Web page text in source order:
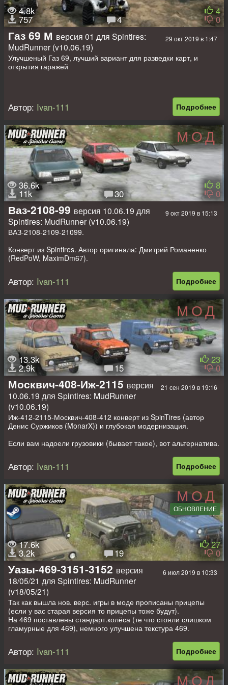
4.8k
757 4
4
0
29 окт 2019 в 1:47
Газ 69 М версия 01 для Spintires:
MudRunner (v10.06.19)
Улучшеный Газ 69, лучший вариант для разведки карт, и
открытия гаражей
Подробнее
Автор: Ivan-111
МОД
36.6k
11k 30
8
0
9 окт 2019 в 15:13
Ваз-2108-99 версия 10.06.19 для
Spintires: MudRunner (v10.06.19)
ВАЗ-2108-2109-21099.
Конверт из Spintires. Автор оригинала: Дмитрий Романенко
(RedPoW, MaximDm67).
перевозят брёвна (более подробное описание в архиве).
Из минусов - нет анимации руля.
Если мод понравиться, не ленитесь, поставьте лайк и пишите
комменты (это нужно, чтобы я знал, делать новые конверты
или нет, а также добавлять обновы или нет).
Подробнее
Автор: Ivan-111
МОД
13.3k
2.9k 15
23
0
21 сен 2019 в 19:16
Москвич-408-Иж-2115 версия
10.06.19 для Spintires: MudRunner
(v10.06.19)
Иж-412-2115-Москвич-408-412 конверт из SpinTires (автор
Денис Суржиков (MonarX)) и глубокая модернизация.
Если вам надоели грузовики (бывает такое), вот альтернатива.
вариант с 4 очк погрузки (на ваш вкус), машины имеют разные
анимации, откр багажники, имеют отличную проходимость.
Пойдут для карт со средней грязью. Из минусов: руль не
вращается и грязь в салоне
Приятных покатушек!
Я делал не разведчики, это именно машины для перевозки
брёвен (у них нет телепортатции).
Подробнее
Автор: Ivan-111
МОД
ОБНОВЛЕНИЕ
17.6k
3.2k 19
27
0
6 июл 2019 в 10:33
Уазы-469-3151-3152 версия
18/05/21 для Spintires: MudRunner
(v18/05/21)
Так как вышла нов. верс. игры в моде прописаны прицепы
(если у вас старая версия то прицепы тоже будут).
На 469 поставлены стандарт.колёса (те что стояли слишком
гламурные для 469), немного улучшена текстура 469.
двигатель (так как теперь возит прицеп) прицеп может
грузится (по дефолту он не грузился). Одно бревно. 2 очка
(можно грузить и два бревна, так как короткие брёвна на козе
по два).
Грузится можно даже без погрузчика, прям с козла. Ещё есть
Подробнее
Автор: Ivan-111
МОД